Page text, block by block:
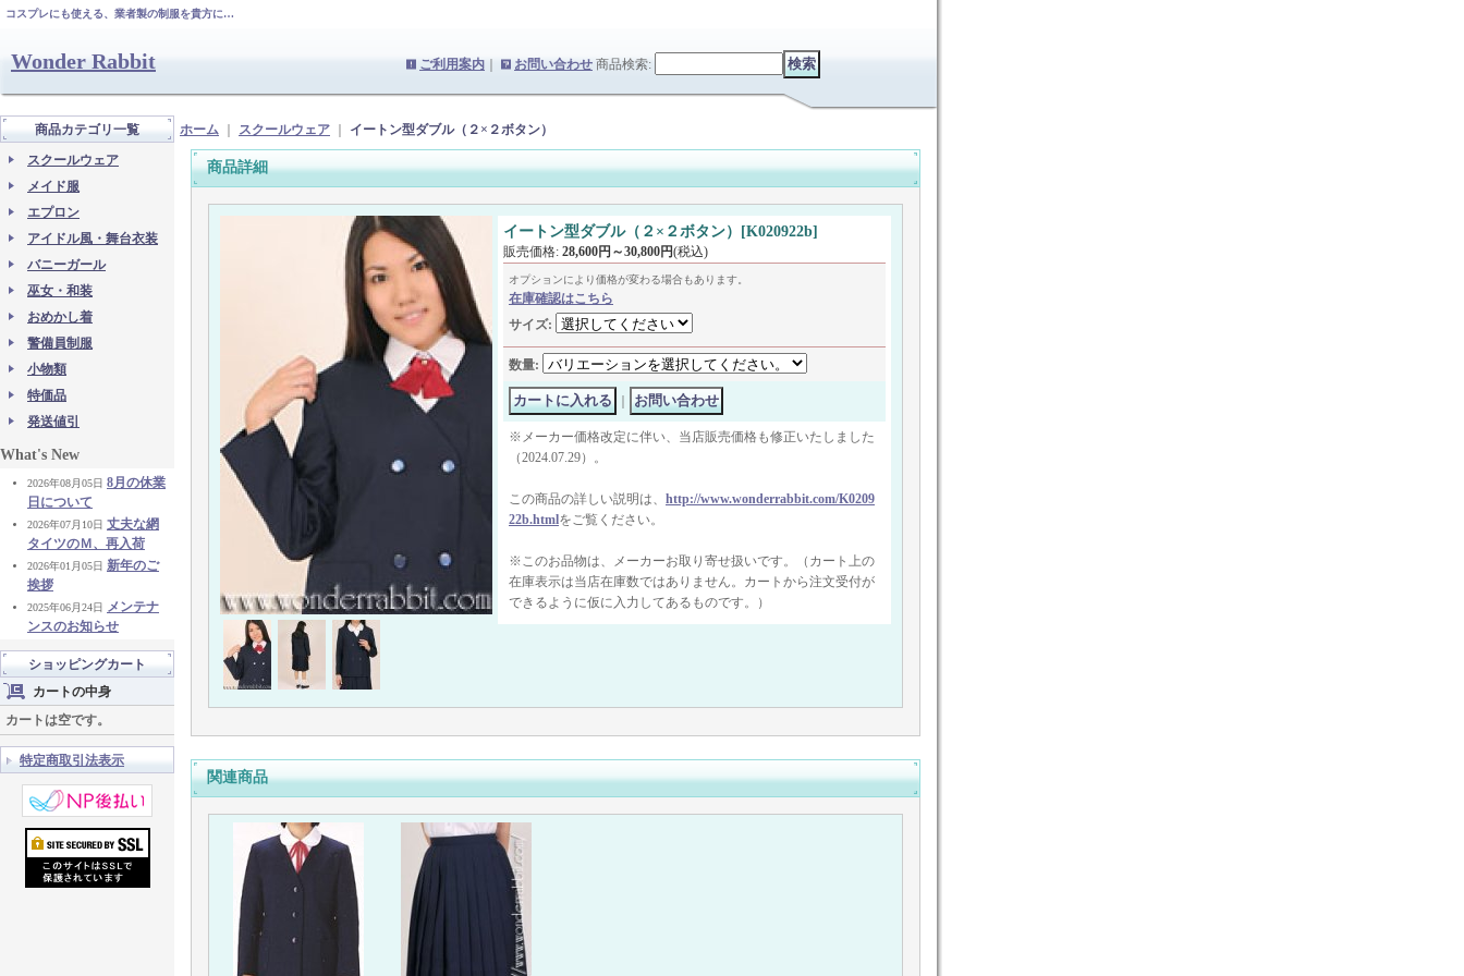
コスプレにも使える、業者製の制服を貴方に…
Wonder Rabbit ご利用案内 お問い合わせ 商品検索:
商品カテゴリ一覧
スクールウェア
メイド服
エプロン
アイドル風・舞台衣装
バニーガール
巫女・和装
おめかし着
警備員制服
小物類
特価品
発送値引
What's New
2026年08月05日 8月の休業
日について
2026年07月10日 丈夫な網
タイツのＭ、再入荷
2026年01月05日 新年のご
挨拶
2025年06月24日 メンテナ
ンスのお知らせ
ショッピングカート
カートの中身
カートは空です。
特定商取引法表示
ホーム スクールウェア イートン型ダブル（２×２ボタン）
商品詳細
イートン型ダブル（２×２ボタン） [K020922b]
販売価格: 28,600円～30,800円(税込)
オプションにより価格が変わる場合もあります。
在庫確認はこちら
サイズ:
数量:
※メーカー価格改定に伴い、当店販売価格も修正いたしました
（2024.07.29）。
この商品の詳しい説明は、 http://www.wonderrabbit.com/K0209
22b.htmlをご覧ください。
※このお品物は、メーカーお取り寄せ扱いです。（カート上の
在庫表示は当店在庫数ではありません。カートから注文受付が
できるように仮に入力してあるものです。）
関連商品